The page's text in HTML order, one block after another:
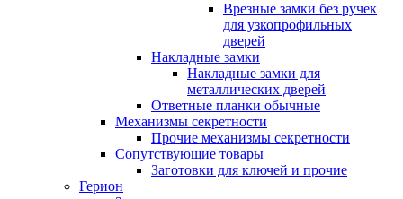
Врезные замки без ручек
для узкопрофильных
дверей
Накладные замки
Накладные замки для
металлических дверей
Ответные планки обычные
Механизмы секретности
Прочие механизмы секретности
Сопутствующие товары
Заготовки для ключей и прочие
Герион